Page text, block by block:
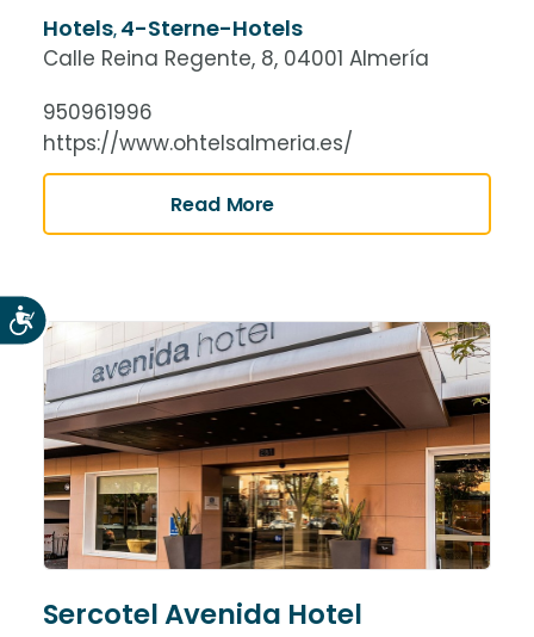
Accesibilidad
Hotels, 4-Sterne-Hotels
Calle Reina Regente, 8, 04001 Almería
950961996
https://www.ohtelsalmeria.es/
Read More
Sercotel Avenida Hotel